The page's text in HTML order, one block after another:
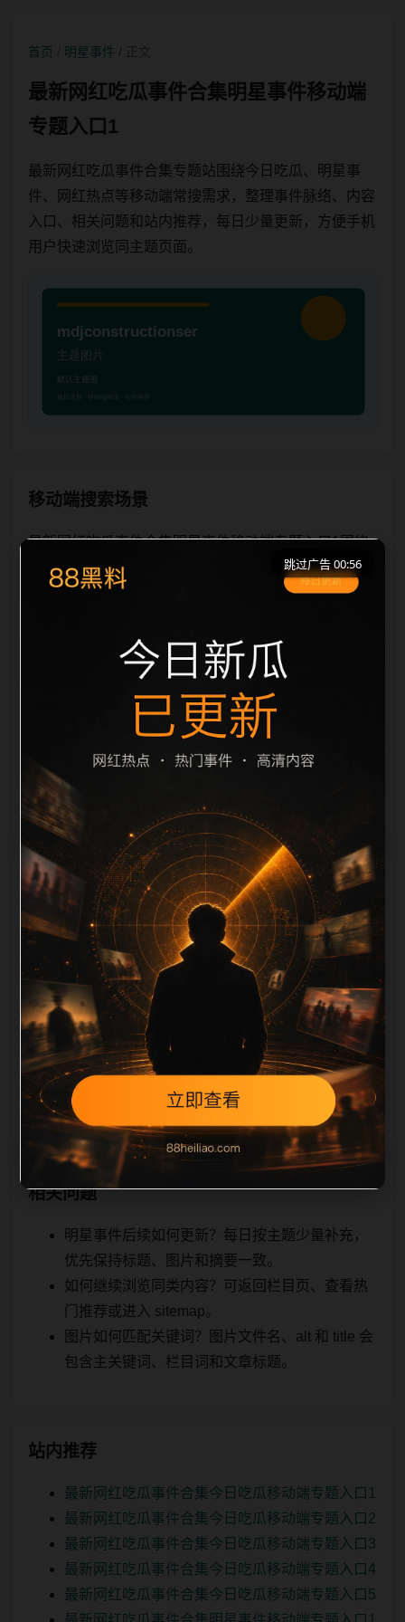
首页 明星事件
最新网红吃瓜事件合集明星事件移动端
专题入口1
最新网红吃瓜事件合集专题站围绕今日吃瓜、明星事
件、网红热点等移动端常搜需求，整理事件脉络、内容
入口、相关问题和站内推荐，每日少量更新，方便手机
用户快速浏览同主题页面。
移动端搜索场景
最新网红吃瓜事件合集明星事件移动端专题入口1围绕
最新网红吃瓜事件合集和明星事件展开，适合移动端用
户在短时间内理解页面主题、入口路径和延伸阅读方
片说明一致，减少无关词堆砌，避免同一批页面出现高
度重复。从搜索体验看，用户通常先看标题是否明确，
再看摘要是否说明更新范围，随后通过栏目入口继续浏
览同类内容。因此本页保留面包屑、同类推荐、热门推
荐、上一篇下一篇和 sitemap 入口，让重要页面点击深
度控制在三次以内。后续更新会围绕明星事件持续补充
新内容，每次新增保持少量、稳定、
栏目内容归集
相关，图片文件名和 alt/title 也跟随主关键词、栏目词
和文章标题生成。如果采集内容缺少图片，将使用同主
题默认图兜底；如果标题过短、描述为空、正文摘要不
足或关键词连续重复，则不进入发布队列。本页还加入
常见问题和站内推荐，帮助用户从一个入口跳转到同类
页面、专题合集和热榜内容，提升停留时间和页面可抓
取性。第1条内容作为初始建设页，重点承担栏目深度
补齐、内链结构完善和后续采集归类的承接作用。
相关问题
明星事件后续如何更新？每日按主题少量补充，
优先保持标题、图片和摘要一致。
如何继续浏览同类内容？可返回栏目页、查看热
门推荐或进入 sitemap。
图片如何匹配关键词？图片文件名、alt 和 title 会
包含主关键词、栏目词和文章标题。
站内推荐
最新网红吃瓜事件合集今日吃瓜移动端专题入口1
最新网红吃瓜事件合集今日吃瓜移动端专题入口2
最新网红吃瓜事件合集今日吃瓜移动端专题入口3
最新网红吃瓜事件合集今日吃瓜移动端专题入口4
最新网红吃瓜事件合集今日吃瓜移动端专题入口5
跳过广告 00:56